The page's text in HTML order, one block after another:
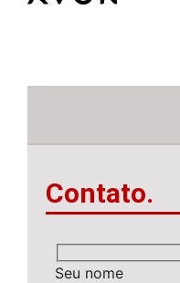
Contato.
Seu nome